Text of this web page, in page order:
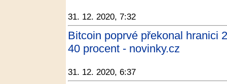
31. 12. 2020, 7:32
Bitcoin poprvé překonal hranici
40 procent - novinky.cz
31. 12. 2020, 6:37